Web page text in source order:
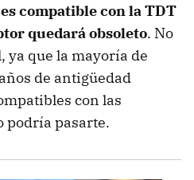
compatible con la TDT
quedará obsoleto. No
ya que la mayoría de
de antigüedad
con las
podría pasarte.